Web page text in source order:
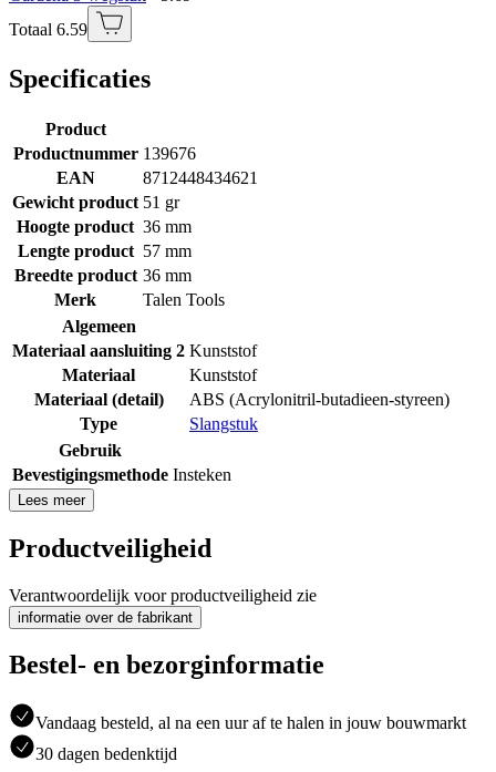
Totaal 6.59
Specificaties
Product
Productnummer 139676
EAN
8712448434621
Gewicht product 51 gr
Hoogte product 36 mm
Lengte product 57 mm
Breedte product 36 mm
Merk
Talen Tools
Algemeen
Materiaal aansluiting 2 Kunststof
Materiaal
Kunststof
Materiaal (detail)
ABS (Acrylonitril-butadieen-styreen)
Type
Slangstuk
Gebruik
Bevestigingsmethode Insteken
Lees meer
Productveiligheid
Verantwoordelijk voor productveiligheid zie
informatie over de fabrikant
Bestel- en bezorginformatie
Vandaag besteld, al na een uur af te halen in jouw bouwmarkt
30 dagen bedenktijd